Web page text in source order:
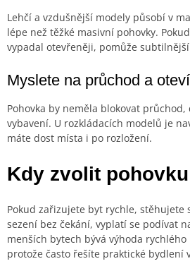
Lehčí a vzdušnější modely působí v
lépe než těžké masivní pohovky.
vypadal otevřeněji, pomůže
Myslete na průchod a
Pohovka by neměla blokovat
vybavení. U rozkládacích modelů je
máte dost místa i po rozložení.
Kdy zvolit
Pokud zařizujete byt rychle, stěhujete
sezení bez čekání, vyplatí se podívat
menších bytech bývá výhoda
protože často řešíte praktické bydlení